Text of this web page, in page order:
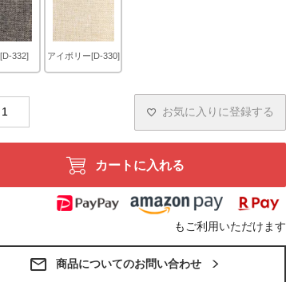
332] アイボリー[D-330]
お気に入りに登録する
カートに入れる
もご利用いただけます
商品についてのお問い合わせ